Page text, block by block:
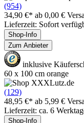
(954)
34,90 €* ab 0,00 €
Lieferzeit: Sofort
Shop-Info
Zum Anbieter
inklusive
60 x 100 cm orange
(129)
48,95 €* ab 5,99 €
Lieferzeit: ca. 6
Shop-Info